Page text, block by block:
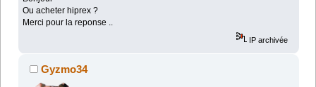
Ou acheter hiprex ?
Merci pour la reponse ..
IP archivée
Gyzmo34